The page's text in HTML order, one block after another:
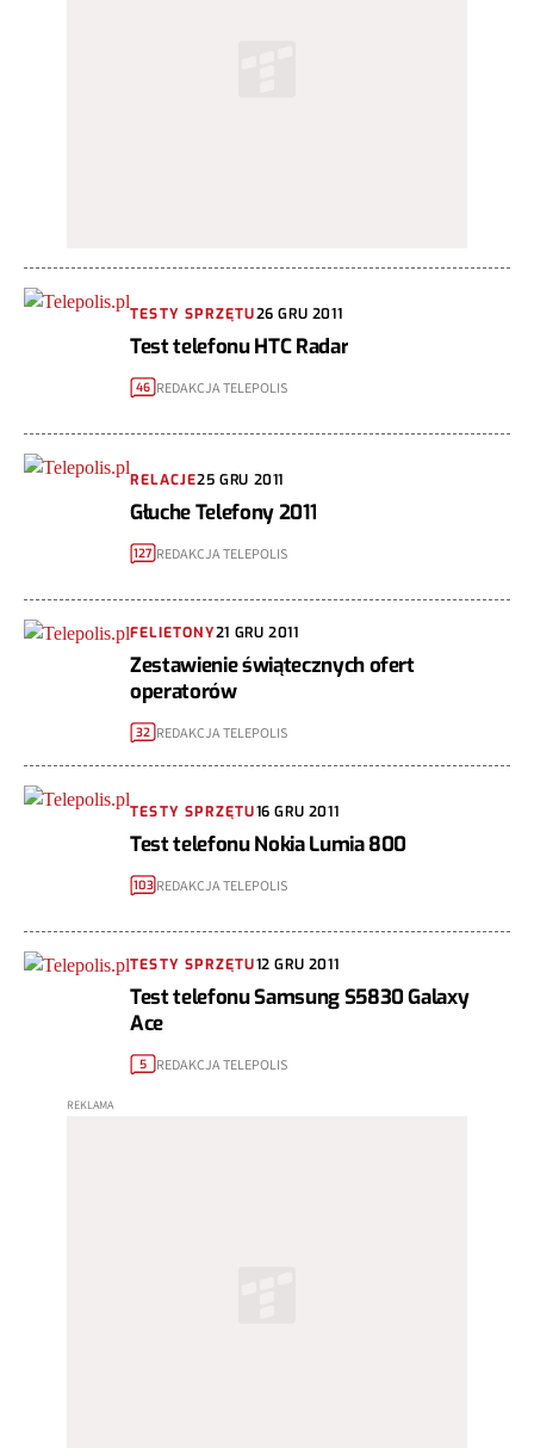
TESTY SPRZĘTU26 GRU 2011
Test telefonu HTC Radar
46 REDAKCJA TELEPOLIS
RELACJE25 GRU 2011
Głuche Telefony 2011
127 REDAKCJA TELEPOLIS
FELIETONY21 GRU 2011
Zestawienie świątecznych ofert
operatorów
32 REDAKCJA TELEPOLIS
TESTY SPRZĘTU16 GRU 2011
Test telefonu Nokia Lumia 800
103 REDAKCJA TELEPOLIS
TESTY SPRZĘTU12 GRU 2011
Test telefonu Samsung S5830 Galaxy
Ace
5 REDAKCJA TELEPOLIS